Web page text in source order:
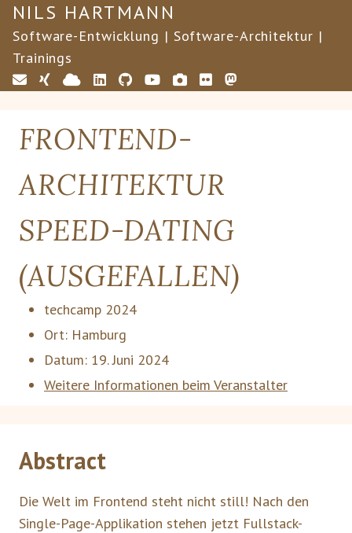
NILS HARTMANN
Software-Entwicklung | Software-Architektur |
Trainings
FRONTEND-
ARCHITEKTUR
SPEED-DATING
(AUSGEFALLEN)
techcamp 2024
Ort: Hamburg
Datum: 19. Juni 2024
Weitere Informationen beim Veranstalter
Abstract
Die Welt im Frontend steht nicht still! Nach den
Single-Page-Applikation stehen jetzt Fullstack-